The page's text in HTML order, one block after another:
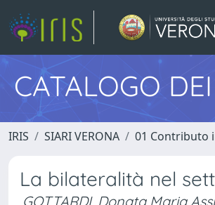
CATALOGO
IRIS SIARI VERONA 01 Contributo
La bilateralità nel
GOTTARDI, Donata Maria